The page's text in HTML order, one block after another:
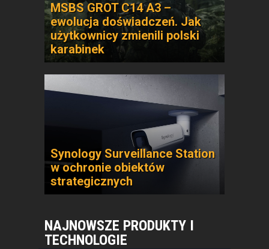
MSBS GROT C14 A3 –
ewolucja doświadczeń. Jak
użytkownicy zmienili polski
karabinek
Synology Surveillance Station
w ochronie obiektów
strategicznych
NAJNOWSZE PRODUKTY I
TECHNOLOGIE